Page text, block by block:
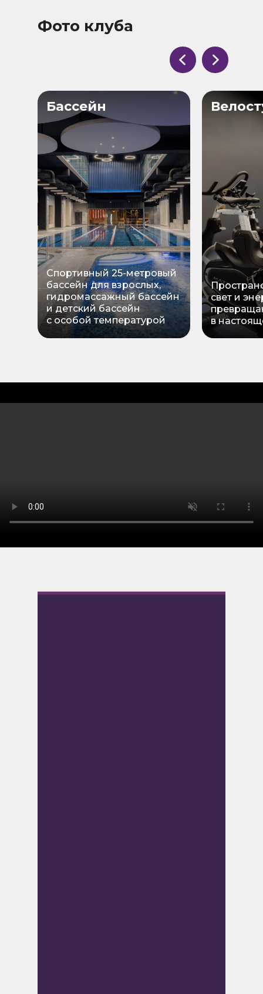
Фото клуба
Бассейн
Спортивный 25-метровый
бассейн для взрослых,
гидромассажный бассейн
и детский бассейн
с особой температурой
свет и
в